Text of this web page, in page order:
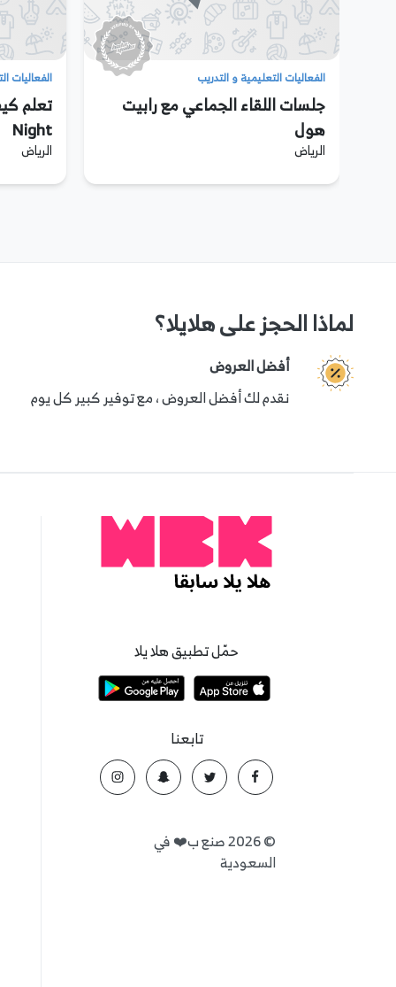
الفعاليات التعليمية و التدريب
جلسات اللقاء الجماعي مع رابيت
هول
الرياض
الفعاليات
Night
الرياض
لماذا الحجز على هلايلا؟
أفضل العروض
نقدم لك أفضل العروض ، مع توفير كبير كل يوم
حمّل تطبيق هلا يلا
تابعنا
©
2026صنع ب❤️ في
السعودية